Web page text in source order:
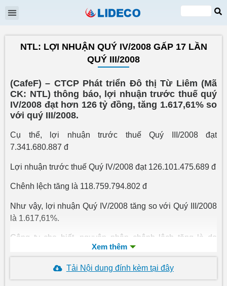
VI
EN
NTL: LỢI NHUẬN QUÝ IV/2008 GẤP 17 LẦN
QUÝ III/2008
(CafeF) – CTCP Phát triển Đô thị Từ Liêm (Mã
CK: NTL) thông báo, lợi nhuận trước thuế quý
IV/2008 đạt hơn 126 tỷ đồng, tăng 1.617,61% so
với quý III/2008.
Cụ thể, lợi nhuận trước thuế Quý III/2008 đạt
7.341.680.887 đ
Lợi nhuận trước thuế Quý IV/2008 đạt 126.101.475.689 đ
Chênh lệch tăng là 118.759.794.802 đ
Như vậy, lợi nhuận Quý IV/2008 tăng so với Quý III/2008
là 1.617,61%.
Công ty cho biết, nguyên nhân chênh lệch tăng là do
trong Quý IV/2008 Công ty đã nghiệm thu, bàn giao các
một số hạng mục các tòa nhà do công ty làm chủ đầu tư.
Tải Nội dung đính kèm tại đây